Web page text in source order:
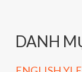
DANH